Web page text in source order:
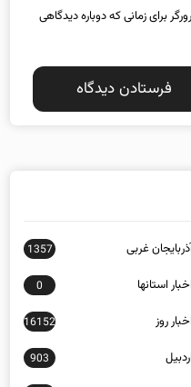
اخبار استانها 0
اخبار روز 16152
اردبیل 903
اقتصادی 12068